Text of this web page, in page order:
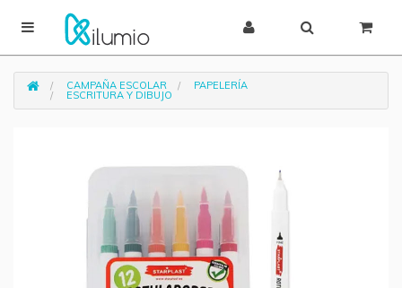
CAMPAÑA ESCOLAR PAPELERÍA
ESCRITURA Y DIBUJO